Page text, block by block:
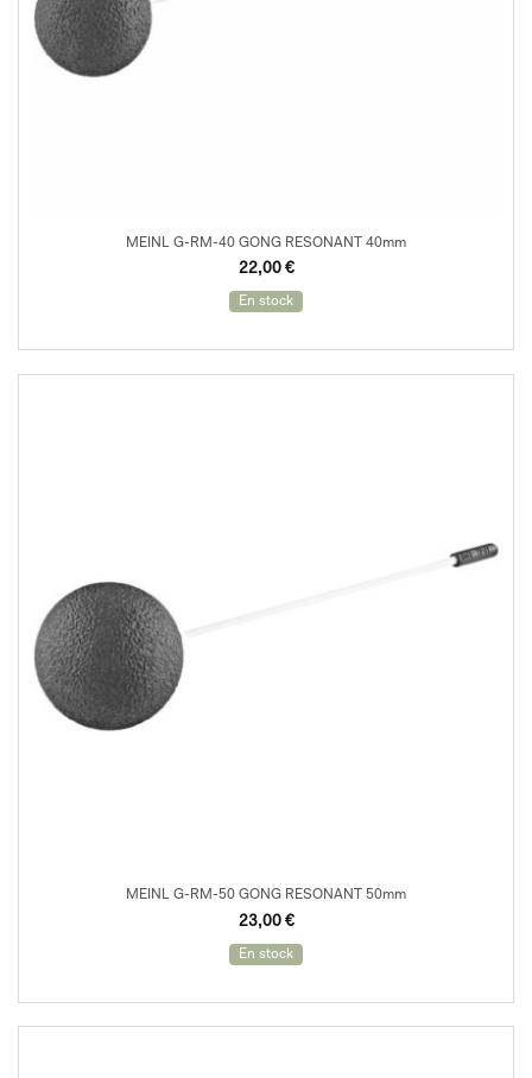
MEINL G-RM-40 GONG RESONANT 40mm
22,00 €
En stock
MEINL G-RM-50 GONG RESONANT 50mm
23,00 €
En stock